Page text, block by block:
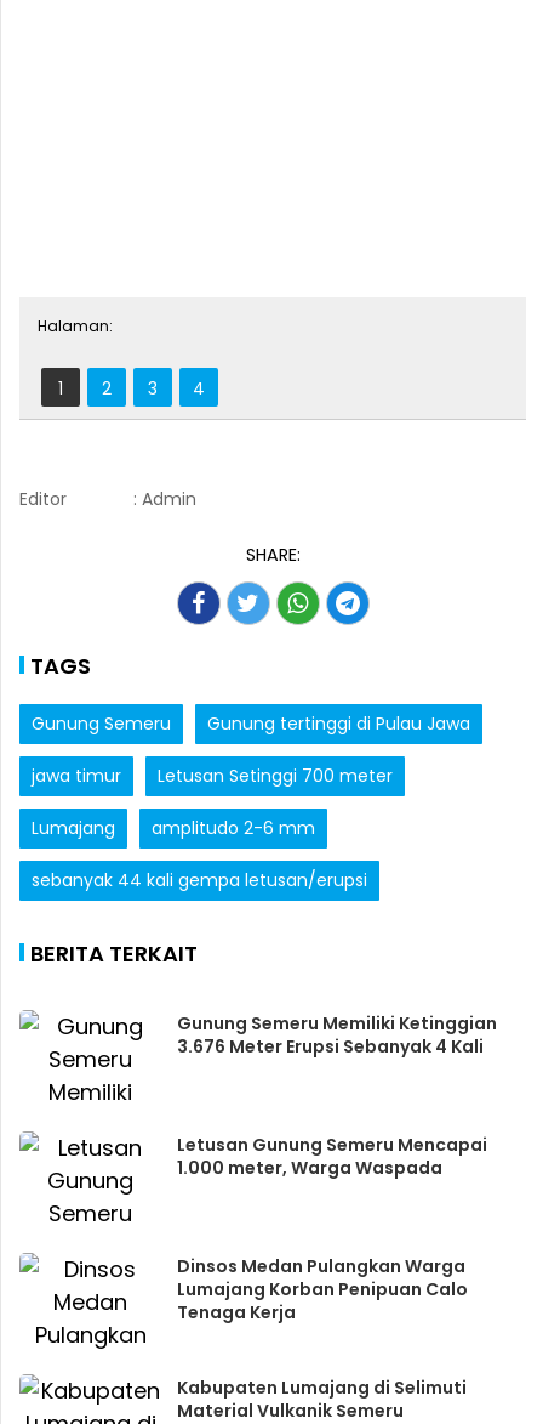
Halaman:
1 2 3 4
Editor : Admin
SHARE:
TAGS
Gunung Semeru Gunung tertinggi di Pulau Jawa
jawa timur Letusan Setinggi 700 meter
Lumajang amplitudo 2-6 mm
sebanyak 44 kali gempa letusan/erupsi
BERITA TERKAIT
Gunung Semeru Memiliki Ketinggian
3.676 Meter Erupsi Sebanyak 4 Kali
Letusan Gunung Semeru Mencapai
1.000 meter, Warga Waspada
Dinsos Medan Pulangkan Warga
Lumajang Korban Penipuan Calo
Tenaga Kerja
Kabupaten Lumajang di Selimuti
Material Vulkanik Semeru